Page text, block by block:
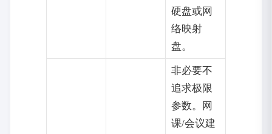
硬盘或网
络映射
盘。
非必要不
追求极限
参数。网
课/会议建